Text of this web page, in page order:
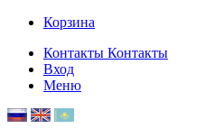
Корзина
Контакты Контакты
Вход
Меню